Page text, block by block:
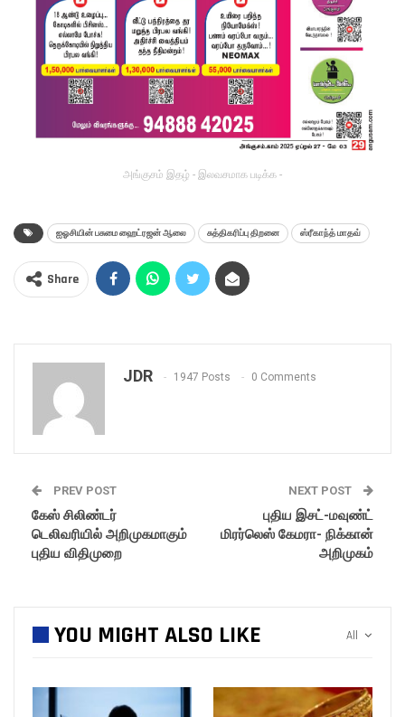
அங்குசம் இதழ் - இலவசமாக படிக்க -
ஐஓசியின் பசுமை ஹைட்ரஜன் ஆலை சுத்திகரிப்பு திறனை ஸ்ரீகாந்த் மாதவ்
Share
JDR 1947 Posts 0 Comments
PREV POST
கேஸ் சிலிண்டர்
டெலிவரியில் அறிமுகமாகும்
புதிய விதிமுறை
NEXT POST
புதிய இசட்-மவுண்ட்
மிரர்லெஸ் கேமரா- நிக்கான்
அறிமுகம்
All
YOU MIGHT ALSO LIKE